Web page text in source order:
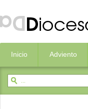
Inicio Adviento